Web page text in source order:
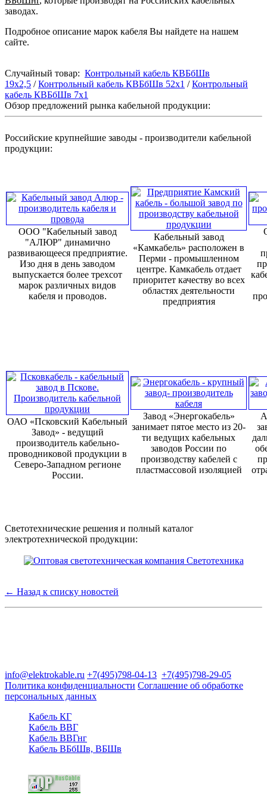
заводах.
Подробное описание марок кабеля Вы найдете на нашем
сайте.
Случайный товар: Контрольный кабель КВБбШв
19х2,5 /Контрольный кабель КВБбШв 52х1 /Контрольный
кабель КВБбШв 7х1
Обзор предложений рынка кабельной продукции:
Российские крупнейшие заводы - производители кабельной
продукции:
ООО "Кабельный завод
"АЛЮР" динамично
развивающееся предприятие.
Изо дня в день заводом
выпускается более трехсот
марок различных видов
кабеля и проводов.
Кабельный завод
«Камкабель» расположен в
Перми - промышленном
центре. Камкабель отдает
приоритет качеству во всех
областях деятельности
предприятия
ОАО «Псковский Кабельный
Завод» - ведущий
производитель кабельно-
проводниковой продукции в
Северо-Западном регионе
России.
Завод «Энергокабель»
занимает пятое место из 20-
ти ведущих кабельных
заводов России по
производству кабелей с
пластмассовой изоляцией
Светотехнические решения и полный каталог
электротехнической продукции:
← Назад к списку новостей
info@elektrokable.ru +7(495)798-04-13 +7(495)798-29-05
Политика конфиденциальности Соглашение об обработке
персональных данных
Кабель КГ
Кабель ВВГ
Кабель ВВГнг
Кабель ВБбШв, ВБШв